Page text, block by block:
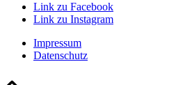
Link zu Facebook
Link zu Instagram
Impressum
Datenschutz